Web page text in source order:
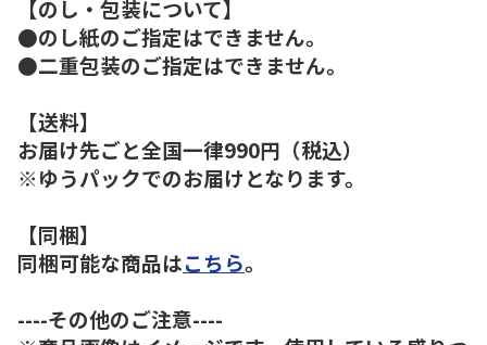
【のし・包装について】
●のし紙のご指定はできません。
●二重包装のご指定はできません。
【送料】
お届け先ごと全国一律990円（税込）
※ゆうパックでのお届けとなります。
【同梱】
同梱可能な商品はこちら。
----その他のご注意----